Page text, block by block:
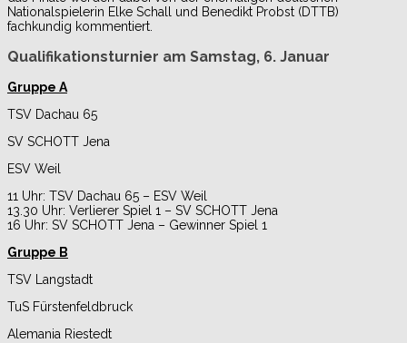
Nationalspielerin Elke Schall und Benedikt Probst (DTTB)
fachkundig kommentiert.
Qualifikationsturnier am Samstag, 6. Januar
Gruppe A
TSV Dachau 65
SV SCHOTT Jena
ESV Weil
11 Uhr: TSV Dachau 65 – ESV Weil
13.30 Uhr: Verlierer Spiel 1 – SV SCHOTT Jena
16 Uhr: SV SCHOTT Jena – Gewinner Spiel 1
Gruppe B
TSV Langstadt
TuS Fürstenfeldbruck
Alemania Riestedt